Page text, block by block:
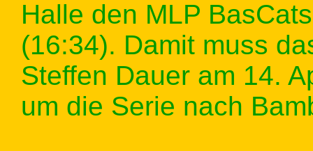
Halle den MLP
(16:34). Damit muss
Steffen Dauer am 14.
um die Serie nach